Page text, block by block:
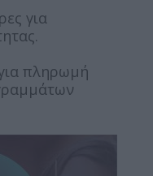
για
πληρωμή